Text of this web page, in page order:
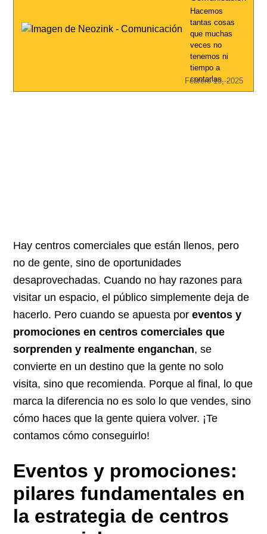
Hacemos
tantas cosas
que muchas
veces no
tenemos ni
tiempo a
contarlas...
Febrero 19, 2025
Hay centros comerciales que están llenos, pero
no de gente, sino de oportunidades
desaprovechadas. Cuando no hay razones para
visitar un espacio, el público simplemente deja de
hacerlo. Pero cuando se apuesta poreventos y
promociones en centros comerciales que
sorprenden y realmente enganchan, se
convierte en un destino que la gente no solo
visita, sino que recomienda. Porque al final, lo que
marca la diferencia no es solo lo que vendes, sino
cómo haces que la gente quiera volver. ¡Te
contamos cómo conseguirlo!
Eventos y promociones:
pilares fundamentales en
la estrategia de centros